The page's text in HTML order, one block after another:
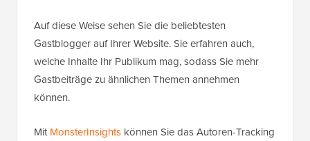
Auf diese Weise sehen Sie die beliebtesten
Gastblogger auf Ihrer Website. Sie erfahren auch,
welche Inhalte Ihr Publikum mag, sodass Sie mehr
Gastbeiträge zu ähnlichen Themen annehmen
können.
MitMonsterInsights können Sie das Autoren-Tracking